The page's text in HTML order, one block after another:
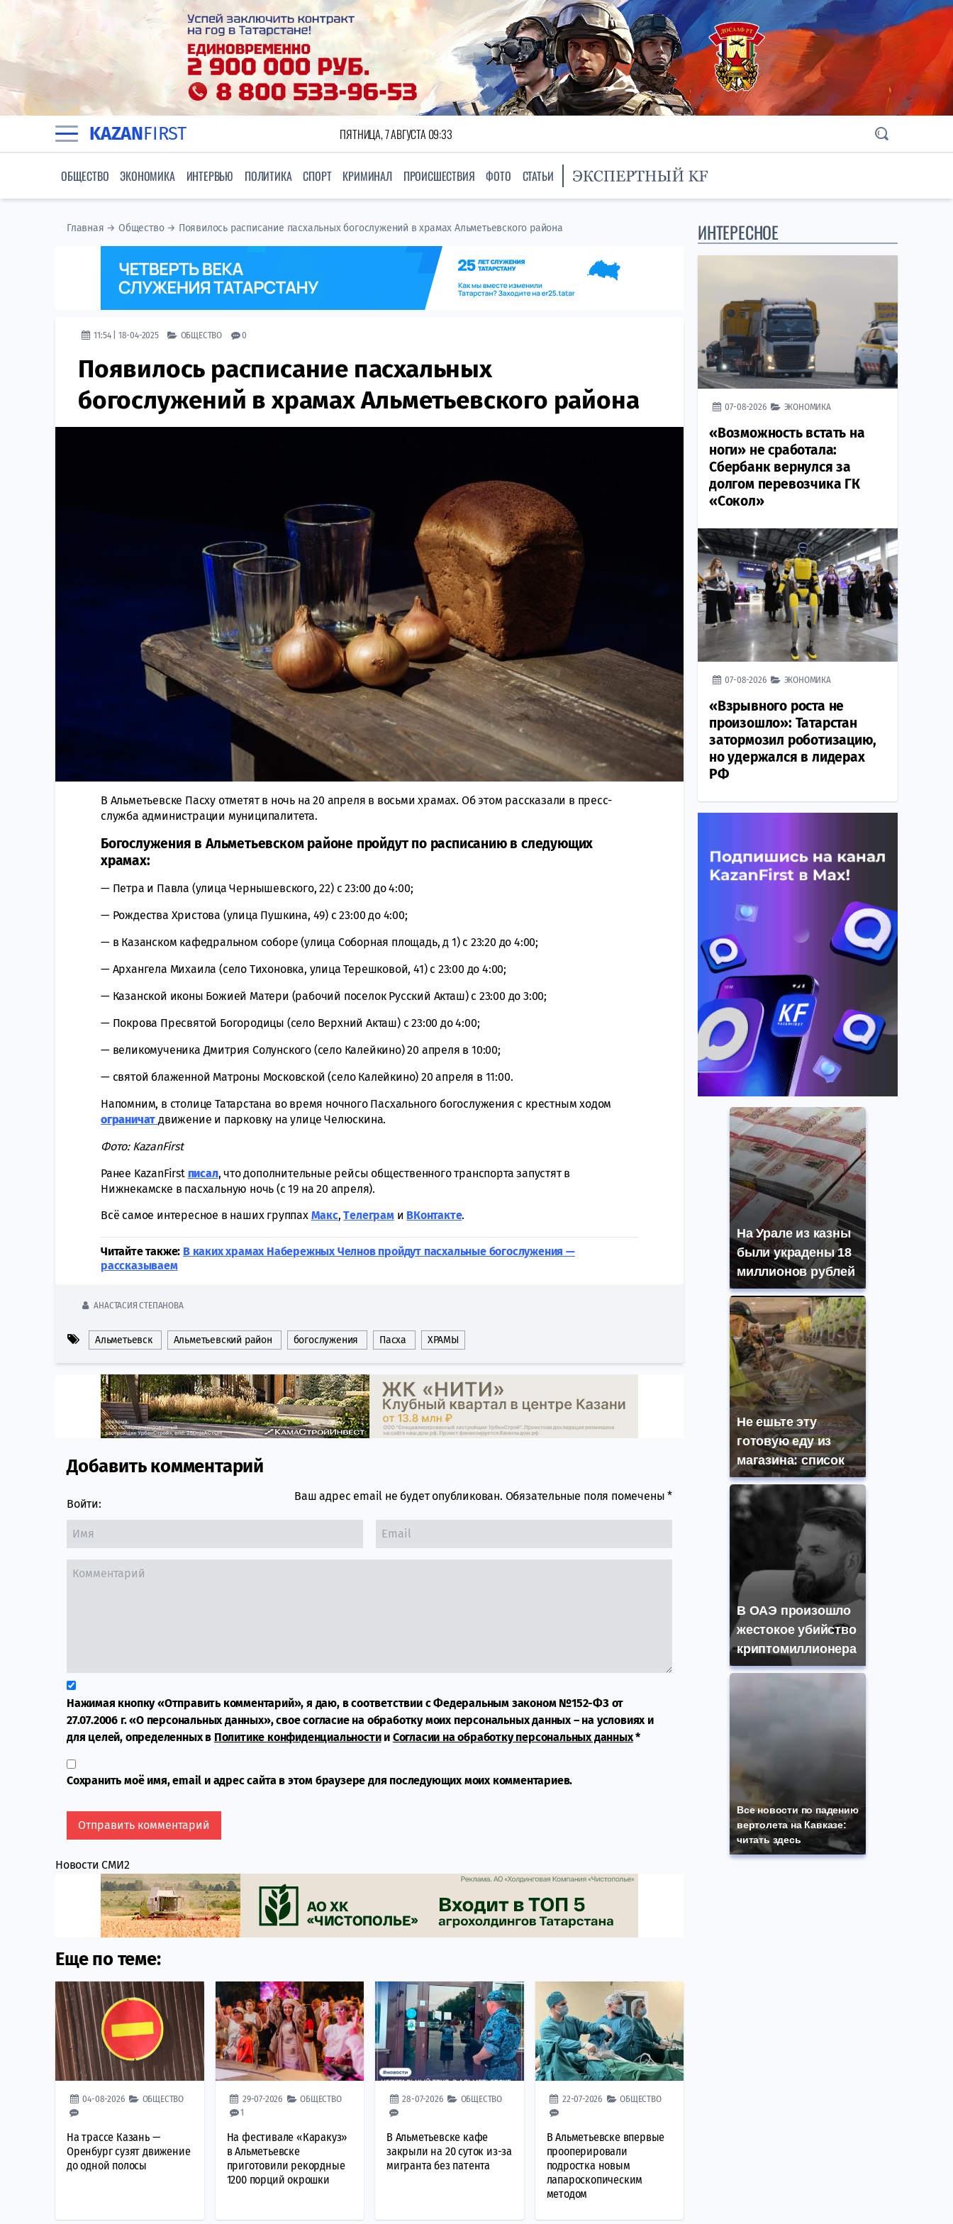
KAZANFIRST ПЯТНИЦА, 7 АВГУСТА 09:33
ОБЩЕСТВО ЭКОНОМИКА ИНТЕРВЬЮ ПОЛИТИКА СПОРТ КРИМИНАЛ ПРОИСШЕСТВИЯ ФОТО СТАТЬИ
Главная →Общество→ Появилось расписание пасхальных богослужений в храмах Альметьевского района
11:54 | 18-04-2025 ОБЩЕСТВО 0
Появилось расписание пасхальных
богослужений в храмах Альметьевского района
В Альметьевске Пасху отметят в ночь на 20 апреля в восьми храмах. Об этом рассказали в пресс-
служба администрации муниципалитета.
Богослужения в Альметьевском районе пройдут по расписанию в следующих
храмах:
— Петра и Павла (улица Чернышевского, 22) с 23:00 до 4:00;
— Рождества Христова (улица Пушкина, 49) с 23:00 до 4:00;
— в Казанском кафедральном соборе (улица Соборная площадь, д 1) с 23:20 до 4:00;
— Архангела Михаила (село Тихоновка, улица Терешковой, 41) с 23:00 до 4:00;
— Казанской иконы Божией Матери (рабочий поселок Русский Акташ) с 23:00 до 3:00;
— Покрова Пресвятой Богородицы (село Верхний Акташ) с 23:00 до 4:00;
— великомученика Дмитрия Солунского (село Калейкино) 20 апреля в 10:00;
— святой блаженной Матроны Московской (село Калейкино) 20 апреля в 11:00.
Напомним, в столице Татарстана во время ночного Пасхального богослужения с крестным ходом
ограничат движение и парковку на улице Челюскина.
Фото: KazanFirst
Ранее KazanFirst писал, что дополнительные рейсы общественного транспорта запустят в
Нижнекамске в пасхальную ночь (с 19 на 20 апреля).
Всё самое интересное в наших группах Макс,Tелеграми ВКонтакте.
Читайте также: В каких храмах Набережных Челнов пройдут пасхальные богослужения —
рассказываем
АНАСТАСИЯ СТЕПАНОВА
Альметьевск Альметьевский район богослужения Пасха ХРАМЫ
Comment section
Добавить комментарий
Войти:
Ваш адрес email не будет опубликован. Обязательные поля помечены*
Нажимая кнопку «Отправить комментарий», я даю, в соответствии с Федеральным законом №152-ФЗ от
27.07.2006 г. «О персональных данных», свое согласие на обработку моих персональных данных – на условиях и
для целей, определенных в Политике конфиденциальностии Согласии на обработку персональных данных*
Сохранить моё имя, email и адрес сайта в этом браузере для последующих моих комментариев.
Новости СМИ2
Еще по теме:
04-08-2026 ОБЩЕСТВО
На трассе Казань —
Оренбург сузят движение
до одной полосы
29-07-2026
ОБЩЕСТВО
1
На фестивале «Каракуз»
в Альметьевске
приготовили рекордные
1200 порций окрошки
28-07-2026 ОБЩЕСТВО
В Альметьевске кафе
закрыли на 20 суток из-за
мигранта без патента
22-07-2026 ОБЩЕСТВО
В Альметьевске впервые
прооперировали
подростка новым
лапароскопическим
методом
ИНТЕРЕСНОЕ
07-08-2026 ЭКОНОМИКА
«Возможность встать на
ноги» не сработала:
Сбербанк вернулся за
долгом перевозчика ГК
«Сокол»
07-08-2026 ЭКОНОМИКА
«Взрывного роста не
произошло»: Татарстан
затормозил роботизацию,
но удержался в лидерах
РФ
На Урале из казны
были украдены 18
миллионов рублей
Не ешьте эту
готовую еду из
магазина: список
В ОАЭ произошло
жестокое убийство
криптомиллионера
Все новости по падению
вертолета на Кавказе:
читать здесь